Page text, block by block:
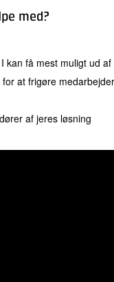
med?
kan få mest muligt ud
at frigøre
af jeres løsning